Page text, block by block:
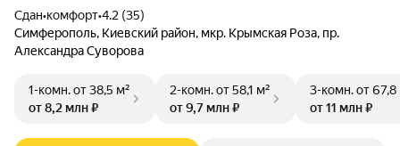
Сдан•комфорт•4.2 (35)
Симферополь, Киевский район, мкр. Крымская Роза, пр.
Александра Суворова
1-комн.от 38,5 м²
от 8,2 млн ₽
2-комн.от 58,1 м²
от 9,7 млн ₽
3-комн.от 67,8
от 11 млн ₽